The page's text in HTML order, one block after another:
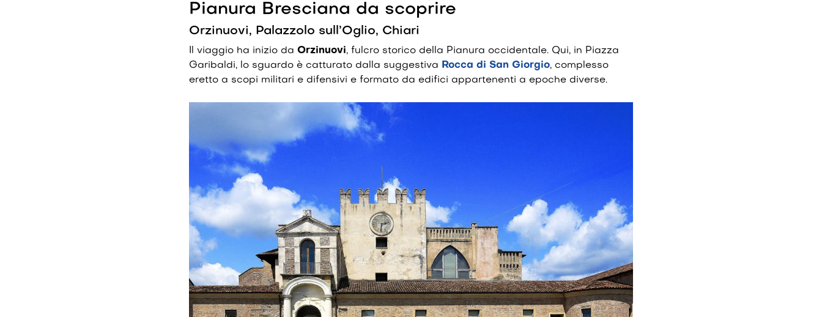
Pianura Bresciana da scoprire
Orzinuovi, Palazzolo sull’Oglio, Chiari
Il viaggio ha inizio da Orzinuovi, fulcro storico della Pianura occidentale. Qui, in Piazza
Garibaldi, lo sguardo è catturato dalla suggestiva Rocca di San Giorgio, complesso
eretto a scopi militari e difensivi e formato da edifici appartenenti a epoche diverse.